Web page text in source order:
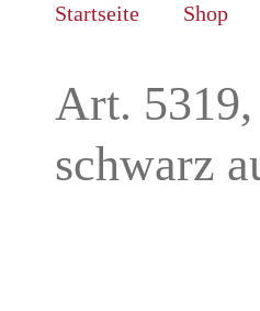
Startseite Shop
Art.
schwarz